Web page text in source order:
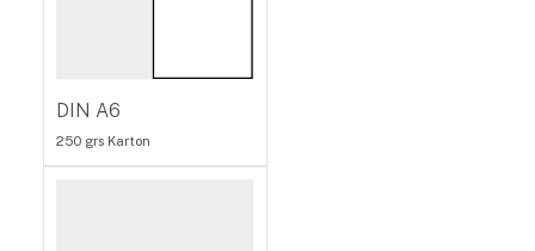
DIN A6
250 grs Karton